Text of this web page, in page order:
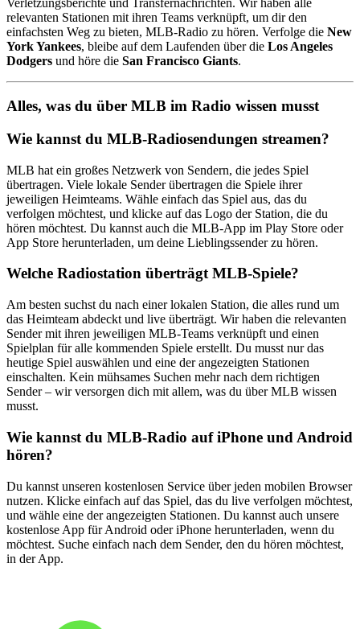
relevanten Stationen mit ihren Teams verknüpft, um dir den
einfachsten Weg zu bieten, MLB-Radio zu hören. Verfolge die New
York Yankees, bleibe auf dem Laufenden über die Los Angeles
Dodgers und höre die San Francisco Giants.
Alles, was du über MLB im Radio wissen musst
Wie kannst du MLB-Radiosendungen streamen?
MLB hat ein großes Netzwerk von Sendern, die jedes Spiel
übertragen. Viele lokale Sender übertragen die Spiele ihrer
jeweiligen Heimteams. Wähle einfach das Spiel aus, das du
verfolgen möchtest, und klicke auf das Logo der Station, die du
hören möchtest. Du kannst auch die MLB-App im Play Store oder
App Store herunterladen, um deine Lieblingssender zu hören.
Welche Radiostation überträgt MLB-Spiele?
Am besten suchst du nach einer lokalen Station, die alles rund um
das Heimteam abdeckt und live überträgt. Wir haben die relevanten
Sender mit ihren jeweiligen MLB-Teams verknüpft und einen
Spielplan für alle kommenden Spiele erstellt. Du musst nur das
heutige Spiel auswählen und eine der angezeigten Stationen
einschalten. Kein mühsames Suchen mehr nach dem richtigen
Sender – wir versorgen dich mit allem, was du über MLB wissen
musst.
Wie kannst du MLB-Radio auf iPhone und Android
hören?
Du kannst unseren kostenlosen Service über jeden mobilen Browser
nutzen. Klicke einfach auf das Spiel, das du live verfolgen möchtest,
und wähle eine der angezeigten Stationen. Du kannst auch unsere
kostenlose App für Android oder iPhone herunterladen, wenn du
möchtest. Suche einfach nach dem Sender, den du hören möchtest,
in der App.